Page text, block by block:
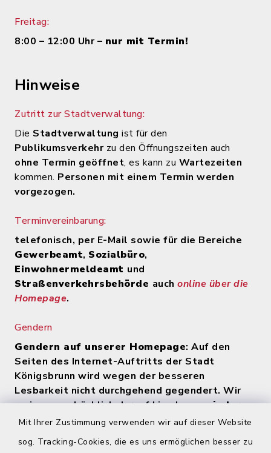
Mit Ihrer Zustimmung verwenden wir auf dieser Website
sog. Tracking-Cookies, die es uns ermöglichen besser zu
Freitag:
8:00 – 12:00 Uhr – nur mit Termin!
Hinweise
Zutritt zur Stadtverwaltung:
Die Stadtverwaltung ist für den
Publikumsverkehr zu den Öffnungszeiten auch
ohne Termin geöffnet, es kann zu Wartezeiten
kommen. Personen mit einem Termin werden
vorgezogen.
Terminvereinbarung:
telefonisch, per E-Mail sowie für die Bereiche
Gewerbeamt, Sozialbüro,
Einwohnermeldeamt und
Straßenverkehrsbehörde auch online über die
Homepage.
Gendern
Gendern auf unserer Homepage: Auf den
Seiten des Internet-Auftritts der Stadt
Königsbrunn wird wegen der besseren
Lesbarkeit nicht durchgehend gegendert. Wir
weisen ausdrücklich darauf hin, dasszu jeder
Zeit alle Geschlechter (m/w/d) angesprochen